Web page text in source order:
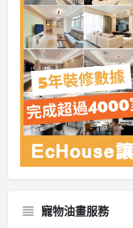
寵物油畫服務